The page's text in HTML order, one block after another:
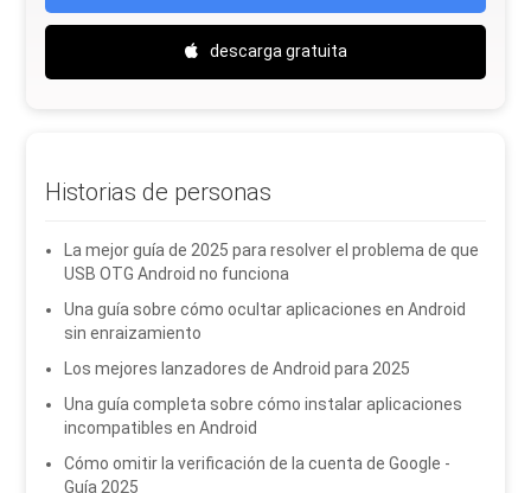
descarga gratuita
Historias de personas
La mejor guía de 2025 para resolver el problema de que
USB OTG Android no funciona
Una guía sobre cómo ocultar aplicaciones en Android
sin enraizamiento
Los mejores lanzadores de Android para 2025
Una guía completa sobre cómo instalar aplicaciones
incompatibles en Android
Cómo omitir la verificación de la cuenta de Google -
Guía 2025